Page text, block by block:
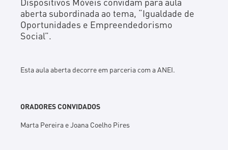
aberta subordinada ao tema, “Igualdade de
Oportunidades e Empreendedorismo
Social”.
Esta aula aberta decorre em parceria com a ANEI.
ORADORES CONVIDADOS
Marta Pereira e Joana Coelho Pires